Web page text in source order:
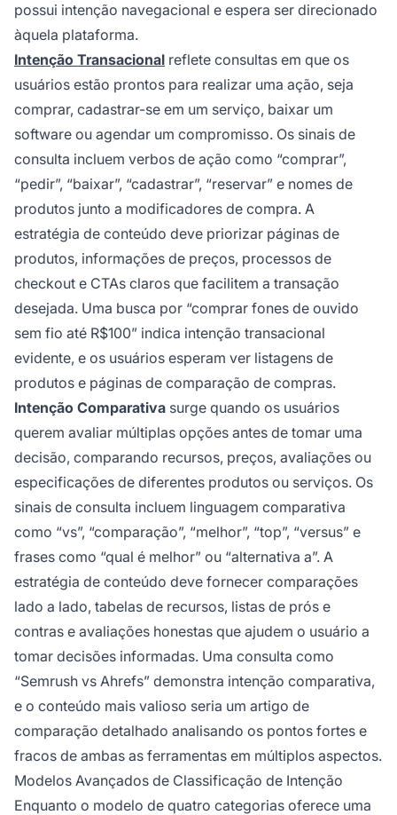
possui intenção navegacional e espera ser direcionado
àquela plataforma.
Intenção Transacional reflete consultas em que os
usuários estão prontos para realizar uma ação, seja
comprar, cadastrar-se em um serviço, baixar um
software ou agendar um compromisso. Os sinais de
consulta incluem verbos de ação como “comprar”,
“pedir”, “baixar”, “cadastrar”, “reservar” e nomes de
produtos junto a modificadores de compra. A
estratégia de conteúdo deve priorizar páginas de
produtos, informações de preços, processos de
checkout e CTAs claros que facilitem a transação
desejada. Uma busca por “comprar fones de ouvido
sem fio até R$100” indica intenção transacional
evidente, e os usuários esperam ver listagens de
produtos e páginas de comparação de compras.
Intenção Comparativa surge quando os usuários
querem avaliar múltiplas opções antes de tomar uma
decisão, comparando recursos, preços, avaliações ou
especificações de diferentes produtos ou serviços. Os
sinais de consulta incluem linguagem comparativa
como “vs”, “comparação”, “melhor”, “top”, “versus” e
frases como “qual é melhor” ou “alternativa a”. A
estratégia de conteúdo deve fornecer comparações
lado a lado, tabelas de recursos, listas de prós e
contras e avaliações honestas que ajudem o usuário a
tomar decisões informadas. Uma consulta como
“Semrush vs Ahrefs” demonstra intenção comparativa,
e o conteúdo mais valioso seria um artigo de
comparação detalhado analisando os pontos fortes e
fracos de ambas as ferramentas em múltiplos aspectos.
Modelos Avançados de Classificação de Intenção
Enquanto o modelo de quatro categorias oferece uma